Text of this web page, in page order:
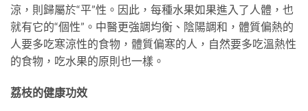
涼，則歸屬於“平”性。因此，每種水果如果進入了人體，也
就有它的“個性”。中醫更強調均衡、陰陽調和，體質偏熱的
人要多吃寒涼性的食物，體質偏寒的人，自然要多吃溫熱性
的食物，吃水果的原則也一樣。
荔枝的健康功效